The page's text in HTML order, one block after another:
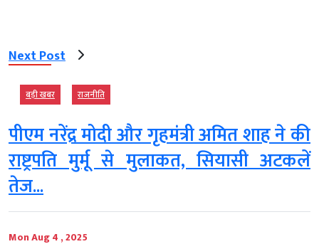
Next Post
बड़ी खबर राजनीति
पीएम नरेंद्र मोदी और गृहमंत्री अमित शाह ने की
राष्ट्रपति मुर्मू से मुलाकत, सियासी अटकलें
तेज...
Mon Aug 4 , 2025